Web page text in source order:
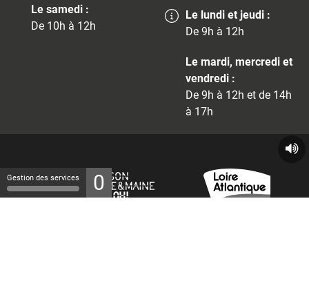
Le samedi :
De 10h à 12h
Le lundi et jeudi :
De 9h à 12h
Le mardi, mercredi et
vendredi :
De 9h à 12h et de 14h
à 17h
Gestion des services 0